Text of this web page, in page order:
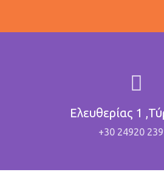
Ελευθερίας 1
+30 24920